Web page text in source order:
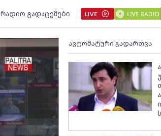
რადიო გადაცემები LIVE LIVE RADIO
ავტომატური გადართვა